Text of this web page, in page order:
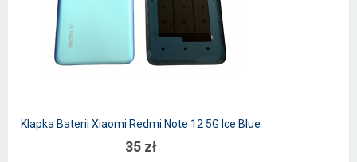
Klapka Baterii Xiaomi Redmi Note 12 5G Ice Blue
35 zł